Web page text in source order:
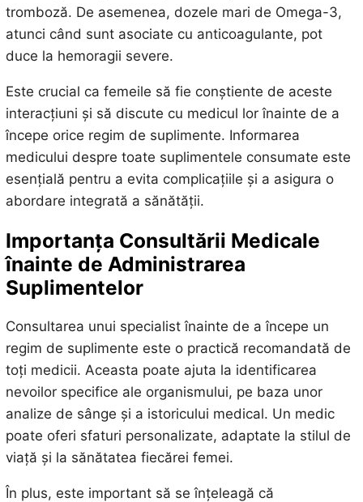
tromboză. De asemenea, dozele mari de Omega-3,
atunci când sunt asociate cu anticoagulante, pot
duce la hemoragii severe.
Este crucial ca femeile să fie conștiente de aceste
interacțiuni și să discute cu medicul lor înainte de a
începe orice regim de suplimente. Informarea
medicului despre toate suplimentele consumate este
esențială pentru a evita complicațiile și a asigura o
abordare integrată a sănătății.
Importanța Consultării Medicale
înainte de Administrarea
Suplimentelor
Consultarea unui specialist înainte de a începe un
regim de suplimente este o practică recomandată de
toți medicii. Aceasta poate ajuta la identificarea
nevoilor specifice ale organismului, pe baza unor
analize de sânge și a istoricului medical. Un medic
poate oferi sfaturi personalizate, adaptate la stilul de
viață și la sănătatea fiecărei femei.
În plus, este important să se înțeleagă că